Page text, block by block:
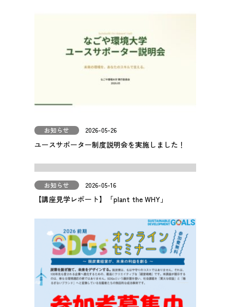
ユースサポーター制度説明会を実施しました！
お知らせ 2026-05-26
【講座見学レポート】「plant the WHY」
お知らせ 2026-05-16